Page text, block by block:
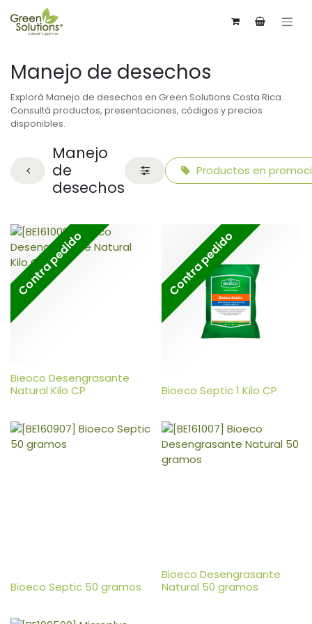
Manejo de desechos
Explorá Manejo de desechos en Green Solutions Costa Rica.
Consultá productos, presentaciones, códigos y precios
disponibles.
Manejo
de
desechos
Productos en
Contra pedido
Bieoco Desengrasante
Natural Kilo CP
Contra pedido
Bioeco Septic 1 Kilo CP
Bioeco Septic 50 gramos
Bioeco Desengrasante
Natural 50 gramos